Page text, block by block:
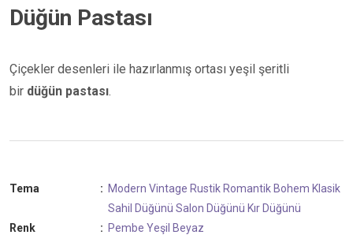
Düğün Pastası
Çiçekler desenleri ile hazırlanmış ortası yeşil şeritli
bir düğün pastası.
Tema : Modern Vintage Rustik Romantik Bohem Klasik
Sahil Düğünü Salon Düğünü Kır Düğünü
Renk
: Pembe Yeşil Beyaz